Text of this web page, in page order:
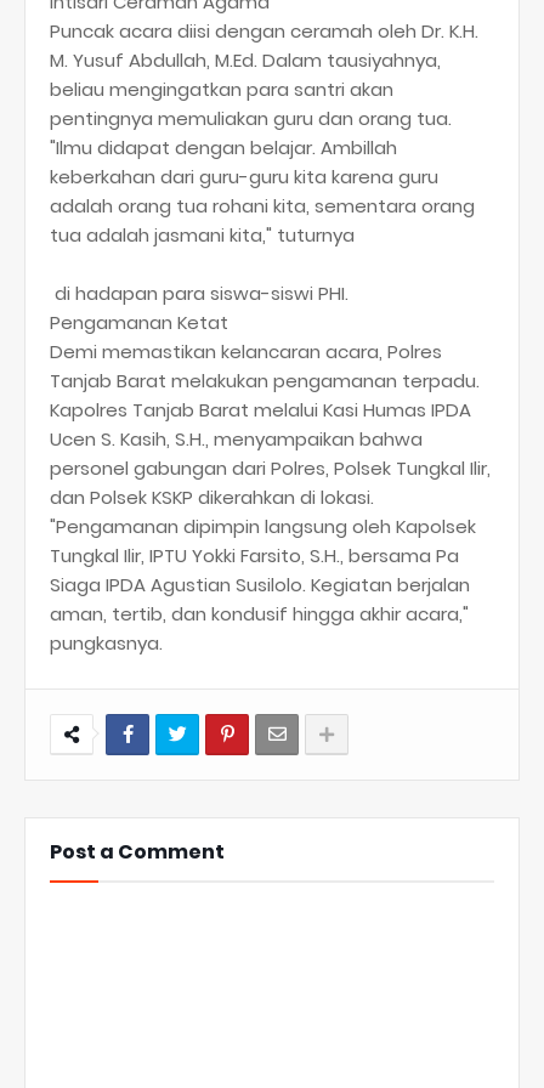
​Puncak acara diisi dengan ceramah oleh Dr. K.H.
M. Yusuf Abdullah, M.Ed. Dalam tausiyahnya,
beliau mengingatkan para santri akan
pentingnya memuliakan guru dan orang tua.
"Ilmu didapat dengan belajar. Ambillah
keberkahan dari guru-guru kita karena guru
adalah orang tua rohani kita, sementara orang
tua adalah jasmani kita," tuturnya
di hadapan para siswa-siswi PHI.
​Pengamanan Ketat
​Demi memastikan kelancaran acara, Polres
Tanjab Barat melakukan pengamanan terpadu.
Kapolres Tanjab Barat melalui Kasi Humas IPDA
Ucen S. Kasih, S.H., menyampaikan bahwa
personel gabungan dari Polres, Polsek Tungkal Ilir,
dan Polsek KSKP dikerahkan di lokasi.
​"Pengamanan dipimpin langsung oleh Kapolsek
Tungkal Ilir, IPTU Yokki Farsito, S.H., bersama Pa
Siaga IPDA Agustian Susilolo. Kegiatan berjalan
aman, tertib, dan kondusif hingga akhir acara,"
pungkasnya.
Post a Comment